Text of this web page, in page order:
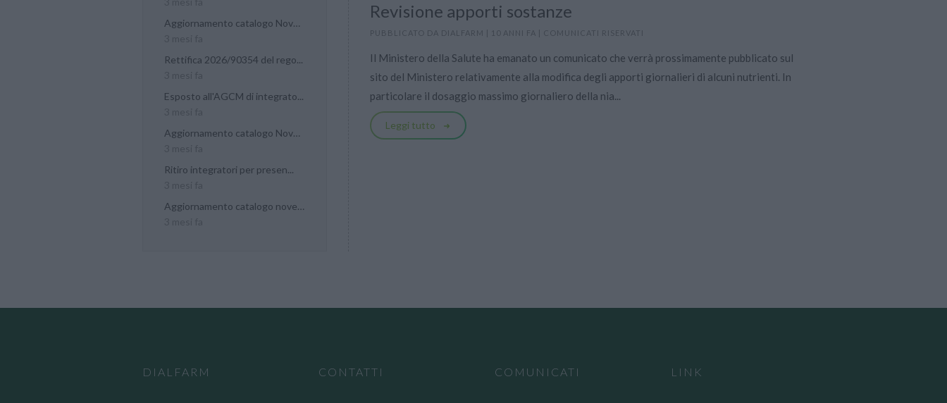
Aggiornamento catalogo Novel...
Rettifica 2026/90354 del rego...
Esposto all'AGCM di integrato...
Aggiornamento catalogo Novel...
Ritiro integratori per presen...
Aggiornamento catalogo novel...
Revisione apporti sostanze
PUBBLICATO DA DIALFARM | 10 ANNI FA | COMUNICATI RISERVATI
Il Ministero della Salute ha emanato un comunicato che verrà prossimamente pubblicato sul
sito del Ministero relativamente alla modifica degli apporti giornalieri di alcuni nutrienti. In
particolare il dosaggio massimo giornaliero della nia...
Leggi tutto
DIALFARM CONTATTI COMUNICATI LINK